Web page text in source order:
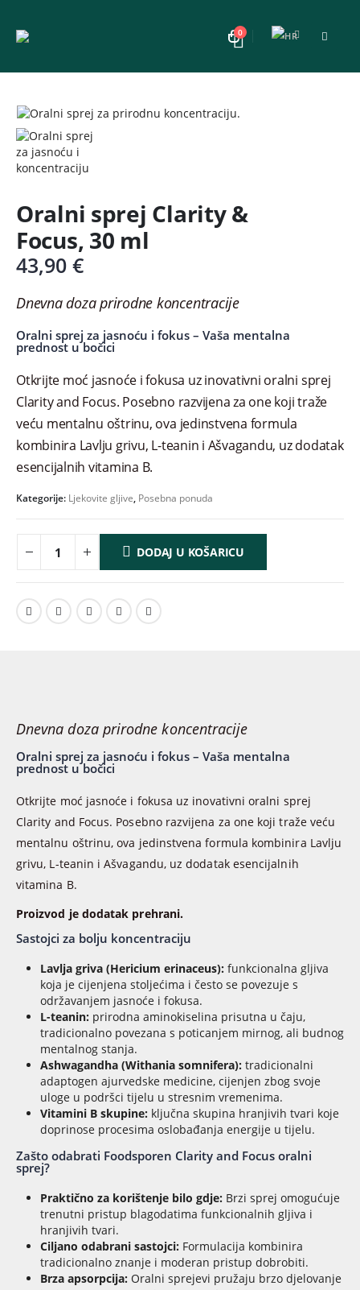
0
Oralni sprej Clarity &
Focus, 30 ml
43,90 €
Dnevna doza prirodne koncentracije
Oralni sprej za jasnoću i fokus – Vaša mentalna
prednost u bočici
Otkrijte moć jasnoće i fokusa uz inovativni oralni sprej
Clarity and Focus. Posebno razvijena za one koji traže
veću mentalnu oštrinu, ova jedinstvena formula
kombinira Lavlju grivu, L-teanin i Ašvagandu, uz dodatak
esencijalnih vitamina B.
Kategorije: Ljekovite gljive, Posebna ponuda
DODAJ U KOŠARICU
Dnevna doza prirodne koncentracije
Oralni sprej za jasnoću i fokus – Vaša mentalna
prednost u bočici
Otkrijte moć jasnoće i fokusa uz inovativni oralni sprej
Clarity and Focus. Posebno razvijena za one koji traže veću
mentalnu oštrinu, ova jedinstvena formula kombinira Lavlju
grivu, L-teanin i Ašvagandu, uz dodatak esencijalnih
vitamina B.
Proizvod je dodatak prehrani.
Sastojci za bolju koncentraciju
Lavlja griva (Hericium erinaceus):funkcionalna gljiva
koja je cijenjena stoljećima i često se povezuje s
održavanjem jasnoće i fokusa.
L-teanin:prirodna aminokiselina prisutna u čaju,
tradicionalno povezana s poticanjem mirnog, ali budnog
mentalnog stanja.
Ashwagandha (Withania somnifera):tradicionalni
adaptogen ajurvedske medicine, cijenjen zbog svoje
uloge u podršci tijelu u stresnim vremenima.
Vitamini B skupine:ključna skupina hranjivih tvari koje
doprinose procesima oslobađanja energije u tijelu.
Zašto odabrati Foodsporen Clarity and Focus oralni
sprej?
Praktično za korištenje bilo gdje:Brzi sprej omogućuje
trenutni pristup blagodatima funkcionalnih gljiva i
hranjivih tvari.
Ciljano odabrani sastojci:Formulacija kombinira
tradicionalno znanje i moderan pristup dobrobiti.
Brza apsorpcija:Oralni sprejevi pružaju brzo djelovanje